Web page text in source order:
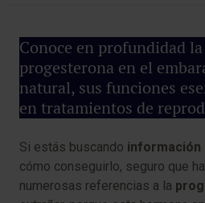
Conoce en profundidad
progesterona en el
natural, sus funciones
en tratamientos de
Si estás buscando información
cómo conseguirlo, seguro que
numerosas referencias a la